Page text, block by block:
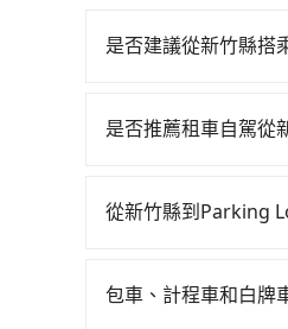
是否建議從新竹縣搭
竹-桃園雖然一天最
130元，再用5分鐘
難度是雙北大城市的
是否推薦租車自駕從
邊可隨租隨借的
外的汽車保險與可能
從新竹縣到Parking
到車，也可考慮打電
包車、計程車和白牌